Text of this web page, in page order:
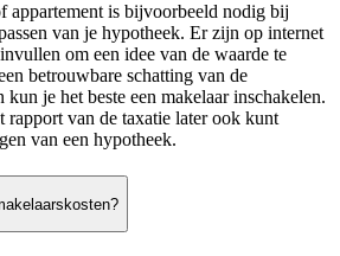
appartement is bijvoorbeeld nodig bij
van je hypotheek. Er zijn op internet
om een idee van de waarde te
betrouwbare schatting van de
je het beste een makelaar inschakelen.
rapport van de taxatie later ook kunt
van een hypotheek.